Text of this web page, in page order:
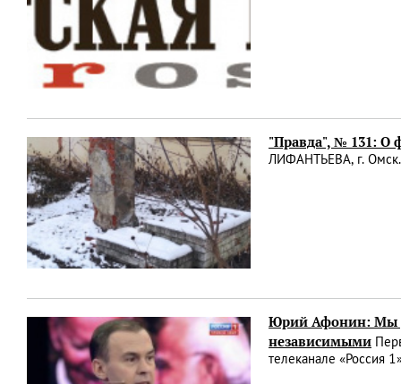
"Правда", № 131: О
ЛИФАНТЬЕВА, г.
Юрий Афонин: Мы
независимыми
телеканале «Россия